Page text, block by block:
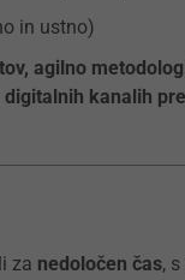
in ustno)
agilno
kanalih
za nedoločen čas,